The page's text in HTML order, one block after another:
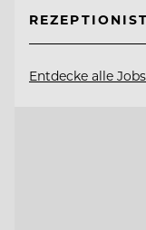
Entdecke alle Jobs